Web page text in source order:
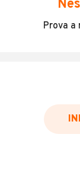
Incidenti
Data e
Inserisci il
Prova